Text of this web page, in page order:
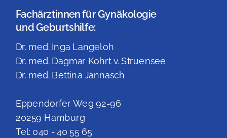
Dr. med. Inga Langeloh
Dr. med. Dagmar Kohrt v. Struensee
Dr. med. Bettina Jannasch
Eppendorfer Weg 92-96
20259 Hamburg
Tel: 040 - 40 55 65
Fachärztinnen für Gynäkologie
und Geburtshilfe: